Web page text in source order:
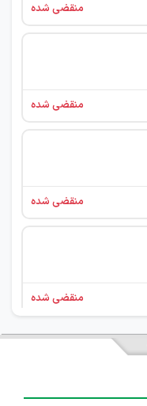
منقضی شده
منقضی شده
منقضی شده
منقضی شده
منقضی شده